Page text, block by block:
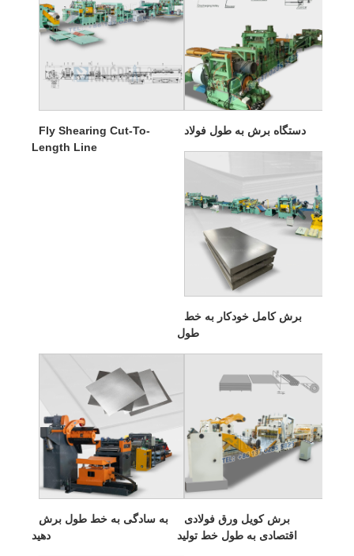
Fly Shearing Cut-To-
Length Line
دستگاه برش به طول فولاد
برش کامل خودکار به خط
طول
به سادگی به خط طول برش
دهید
برش کویل ورق فولادی
اقتصادی به طول خط تولید